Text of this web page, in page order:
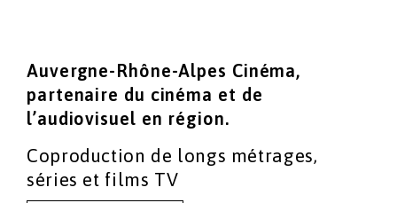
Auvergne-Rhône-Alpes Cinéma,
partenaire du cinéma et de
l’audiovisuel en région.
Coproduction de longs métrages,
séries et films TV